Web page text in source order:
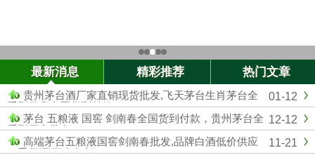
最新消息 精彩推荐 热门文章
01-12
贵州茅台酒厂家直销现货批发,飞天茅台生肖茅台全
系列供应全国货到付款
12-12
茅台 五粮液 国窖 剑南春全国货到付款，贵州茅台全
系列厂家批发
11-21
高端茅台五粮液国窖剑南春批发,品牌白酒低价供应
一手货源 顺丰包邮